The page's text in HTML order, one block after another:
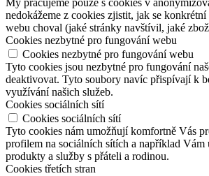
My pracujeme pouze s cookies v
nedokážeme z cookies zjistit, jak se konkrétní
webu choval (jaké stránky navštívil, jaké
Cookies nezbytné pro fungování webu
Cookies nezbytné pro fungování webu
Tyto cookies jsou nezbytné pro fungování
deaktivovat. Tyto soubory navíc přispívají k
využívání našich služeb.
Cookies sociálních sítí
Cookies sociálních sítí
Tyto cookies nám umožňují komfortně Vás
profilem na sociálních sítích a například Vám
produkty a služby s přáteli a rodinou.
Cookies třetích stran